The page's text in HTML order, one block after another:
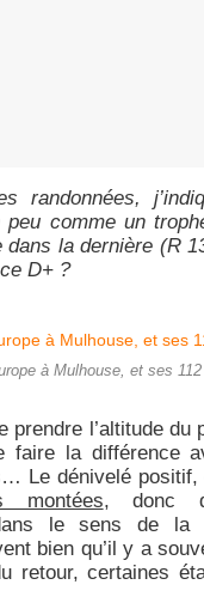
randonnées,
peu comme un
la dernière (R
D+ ?
à Mulhouse, et ses
prendre l’altitude du
la différence
Le dénivelé positif,
, donc
le sens de la
bien qu’il y a
retour, certaines